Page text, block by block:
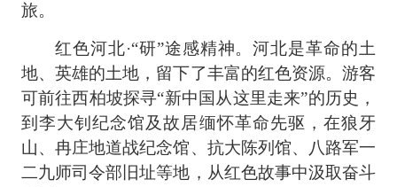
旅。
红色河北·“研”途感精神。河北是革命的土
地、英雄的土地，留下了丰富的红色资源。游客
可前往西柏坡探寻“新中国从这里走来”的历史，
到李大钊纪念馆及故居缅怀革命先驱，在狼牙
山、冉庄地道战纪念馆、抗大陈列馆、八路军一
二九师司令部旧址等地，从红色故事中汲取奋斗